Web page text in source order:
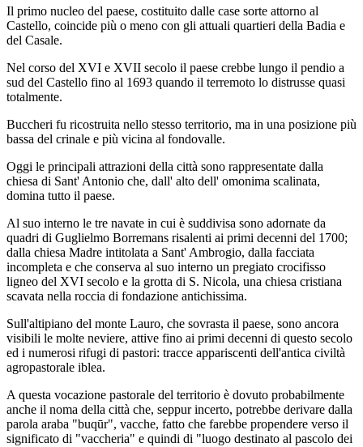
Il primo nucleo del paese, costituito dalle case sorte attorno al
Castello, coincide più o meno con gli attuali quartieri della Badia e
del Casale.
Nel corso del XVI e XVII secolo il paese crebbe lungo il pendio a
sud del Castello fino al 1693 quando il terremoto lo distrusse quasi
totalmente.
Buccheri fu ricostruita nello stesso territorio, ma in una posizione più
bassa del crinale e più vicina al fondovalle.
Oggi le principali attrazioni della città sono rappresentate dalla
chiesa di Sant' Antonio che, dall' alto dell' omonima scalinata,
domina tutto il paese.
Al suo interno le tre navate in cui è suddivisa sono adornate da
quadri di Guglielmo Borremans risalenti ai primi decenni del 1700;
dalla chiesa Madre intitolata a Sant' Ambrogio, dalla facciata
incompleta e che conserva al suo interno un pregiato crocifisso
ligneo del XVI secolo e la grotta di S. Nicola, una chiesa cristiana
scavata nella roccia di fondazione antichissima.
Sull'altipiano del monte Lauro, che sovrasta il paese, sono ancora
visibili le molte neviere, attive fino ai primi decenni di questo secolo
ed i numerosi rifugi di pastori: tracce appariscenti dell'antica civiltà
agropastorale iblea.
A questa vocazione pastorale del territorio è dovuto probabilmente
anche il noma della città che, seppur incerto, potrebbe derivare dalla
parola araba "buqūr", vacche, fatto che farebbe propendere verso il
significato di "vaccheria" e quindi di "luogo destinato al pascolo dei